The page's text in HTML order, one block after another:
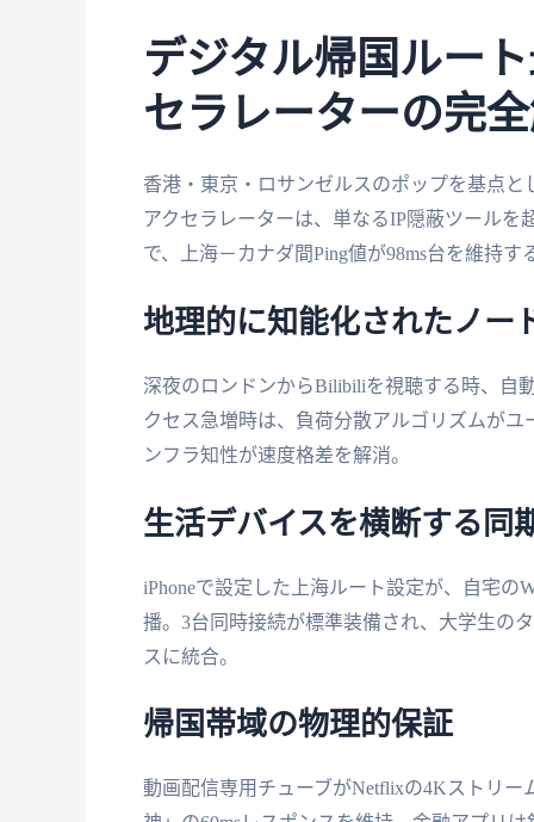
デジタル帰国ルー
セラレーターの完
香港・東京・ロサンゼルスのポップを基点
アクセラレーターは、単なるIP隠蔽ツール
で、上海－カナダ間Ping値が98ms台を維持
地理的に知能化されたノー
深夜のロンドンからBilibiliを視聴する時、自
クセス急増時は、負荷分散アルゴリズムが
ンフラ知性が速度格差を解消。
生活デバイスを横断する同
iPhoneで設定した上海ルート設定が、自宅の
播。3台同時接続が標準装備され、大学生の
スに統合。
帰国帯域の物理的保証
動画配信専用チューブがNetflixの4Kストリ